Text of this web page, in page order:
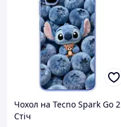
Чохол на Tecno Spark Go 2
Стіч